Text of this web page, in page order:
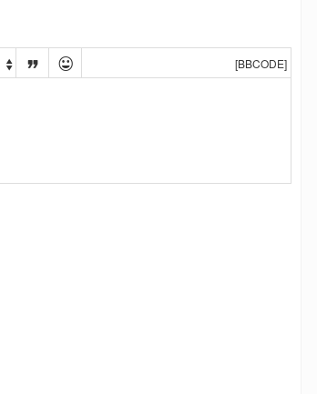
   [BBCODE]